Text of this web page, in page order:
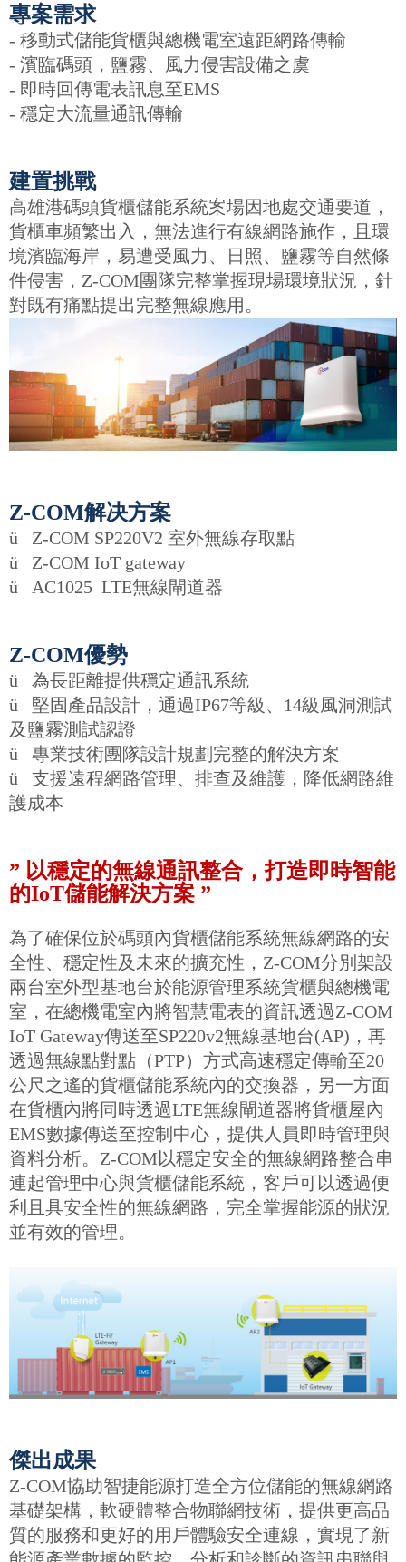
專案需求
- 移動式儲能貨櫃與總機電室遠距網路傳輸
- 濱臨碼頭，鹽霧、風力侵害設備之虞
- 即時回傳電表訊息至EMS
- 穩定大流量通訊傳輸
建置挑戰
高雄港碼頭貨櫃儲能系統案場因地處交通要道，
貨櫃車頻繁出入，無法進行有線網路施作，且環
境濱臨海岸，易遭受風力、日照、鹽霧等自然條
件侵害，Z-COM團隊完整掌握現場環境狀況，針
對既有痛點提出完整無線應用。
Z-COM解决方案
ü Z-COM SP220V2 室外無線存取點
ü Z-COM IoT gateway
ü AC1025 LTE無線閘道器
Z-COM優勢
ü 為長距離提供穩定通訊系統
ü 堅固產品設計，通過IP67等級、14級風洞測試
及鹽霧測試認證
ü 專業技術團隊設計規劃完整的解決方案
ü 支援遠程網路管理、排查及維護，降低網路維
護成本
” 以穩定的無線通訊整合，打造即時智能
的IoT儲能解決方案 ”
為了確保位於碼頭內貨櫃儲能系統無線網路的安
全性、穩定性及未來的擴充性，Z-COM分別架設
兩台室外型基地台於能源管理系統貨櫃與總機電
室，在總機電室內將智慧電表的資訊透過Z-COM
IoT Gateway傳送至SP220v2無線基地台(AP)，再
透過無線點對點（PTP）方式高速穩定傳輸至20
公尺之遙的貨櫃儲能系統內的交換器，另一方面
在貨櫃內將同時透過LTE無線閘道器將貨櫃屋內
EMS數據傳送至控制中心，提供人員即時管理與
資料分析。Z-COM以穩定安全的無線網路整合串
連起管理中心與貨櫃儲能系統，客戶可以透過便
利且具安全性的無線網路，完全掌握能源的狀況
並有效的管理。
傑出成果
Z-COM協助智捷能源打造全方位儲能的無線網路
基礎架構，軟硬體整合物聯網技術，提供更高品
質的服務和更好的用戶體驗安全連線，實現了新